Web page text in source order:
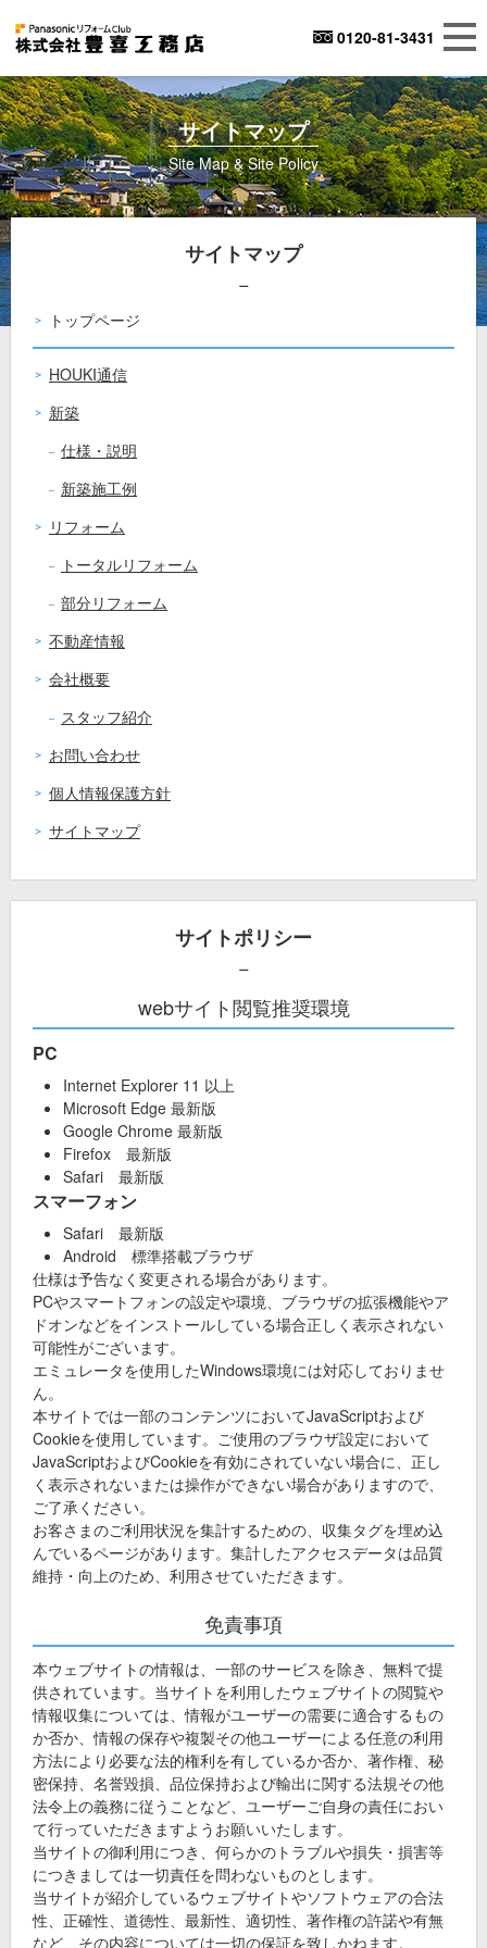
0120-81-3431
サイトマップ
Site Map & Site Policy
サイトマップ
トップページ
HOUKI通信
新築
仕様・説明
新築施工例
リフォーム
トータルリフォーム
部分リフォーム
不動産情報
会社概要
スタッフ紹介
お問い合わせ
個人情報保護方針
サイトマップ
サイトポリシー
webサイト閲覧推奨環境
PC
Internet Explorer 11 以上
Microsoft Edge 最新版
Google Chrome 最新版
Firefox 最新版
Safari 最新版
スマーフォン
Safari 最新版
Android 標準搭載ブラウザ
仕様は予告なく変更される場合があります。
PCやスマートフォンの設定や環境、ブラウザの拡張機能やア
ドオンなどをインストールしている場合正しく表示されない
可能性がございます。
エミュレータを使用したWindows環境には対応しておりませ
ん。
本サイトでは一部のコンテンツにおいてJavaScriptおよび
Cookieを使用しています。ご使用のブラウザ設定において
JavaScriptおよびCookieを有効にされていない場合に、正し
く表示されないまたは操作ができない場合がありますので、
ご了承ください。
お客さまのご利用状況を集計するための、収集タグを埋め込
んでいるページがあります。集計したアクセスデータは品質
維持・向上のため、利用させていただきます。
免責事項
本ウェブサイトの情報は、一部のサービスを除き、無料で提
供されています。当サイトを利用したウェブサイトの閲覧や
情報収集については、情報がユーザーの需要に適合するもの
か否か、情報の保存や複製その他ユーザーによる任意の利用
方法により必要な法的権利を有しているか否か、著作権、秘
密保持、名誉毀損、品位保持および輸出に関する法規その他
法令上の義務に従うことなど、ユーザーご自身の責任におい
て行っていただきますようお願いいたします。
当サイトの御利用につき、何らかのトラブルや損失・損害等
につきましては一切責任を問わないものとします。
当サイトが紹介しているウェブサイトやソフトウェアの合法
性、正確性、道徳性、最新性、適切性、著作権の許諾や有無
など、その内容については一切の保証を致しかねます。